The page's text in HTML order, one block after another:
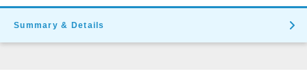
Summary & Details